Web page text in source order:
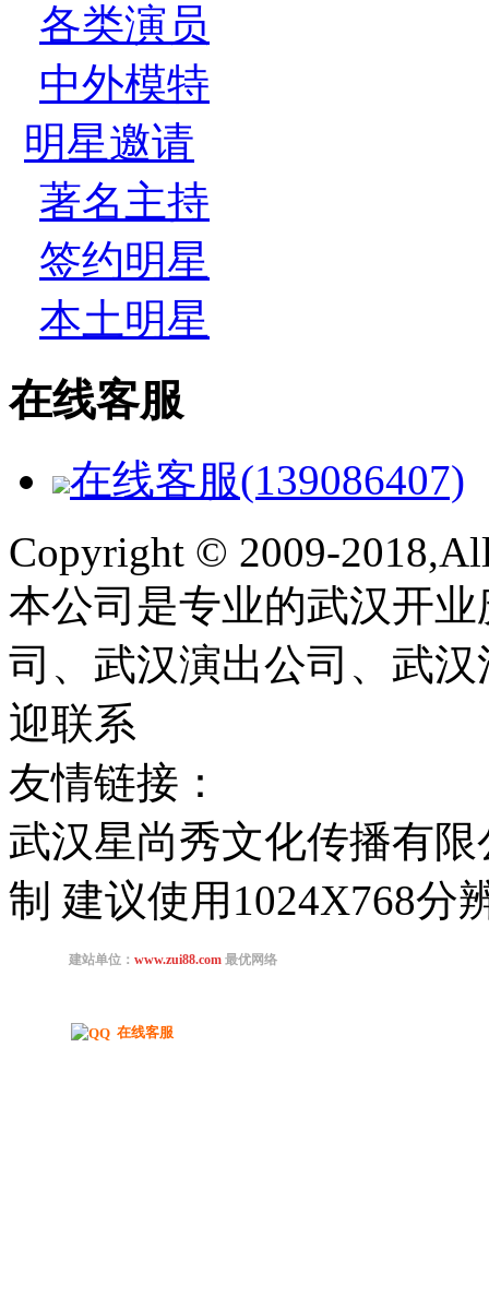
各类演员
中外模特
明星邀请
著名主持
签约明星
本土明星
在线客服
在线客服(139086407)
Copyright © 2009-
本公司是专业的武汉开
司、武汉演出公司、武
迎联系
友情链接：
武汉星尚秀文化传播有
制 建议使用1024X768分
在线客服